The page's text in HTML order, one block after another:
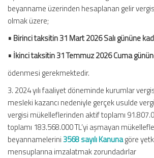
beyanname üzerinden hesaplanan gelir
olmak üzere;
• Birinci taksitin 31 Mart 2026 Salı gününe
• İkinci taksitin 31 Temmuz 2026 Cuma
ödenmesi gerekmektedir.
3. 2024 yılı faaliyet döneminde kurumlar
mesleki kazancı nedeniyle gerçek usulde
vergisi mükelleflerinden aktif toplamı
toplamı 183.568.000 TL’yi aşmayan
beyannamelerini3568 sayılı Kanunagöre
mensuplarına imzalatmak zorundadırlar